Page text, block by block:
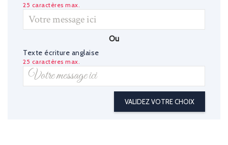
25 caractères max.
Ou
Texte écriture anglaise
25 caractères max.
VALIDEZ VOTRE CHOIX